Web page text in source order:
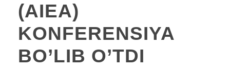
(AIEA)
KONFERENSIYA
BO’LIB O’TDI